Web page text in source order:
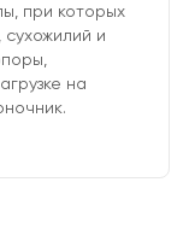
при которых
и
на